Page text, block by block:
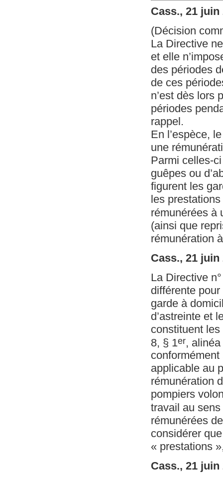
Cass., 21 juin
(Décision
La Directive
et elle
des périodes
de ces
n’est dès lors
périodes
rappel.
En l’espèce,
une
Parmi celles-
guêpes ou
figurent les
les
rémunérées à
(ainsi que
rémunération
Cass., 21 juin
La Directive
différente
garde à
d’astreinte et
constituent
8, § 1er,
applicable au
rémunération
pompiers
travail au sens
rémunérées
considérer
« prestations
Cass., 21 juin